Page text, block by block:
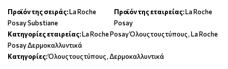
Προϊόν της σειράς:La Roche
Posay Substiane
Προϊόν της εταιρείας:La Roche
Posay
Κατηγορίες εταιρείας:La Roche Posay Όλους τους τύπους,La Roche
Posay Δερμοκαλλυντικά
Κατηγορίες:Όλους τους τύπους,Δερμοκαλλυντικά